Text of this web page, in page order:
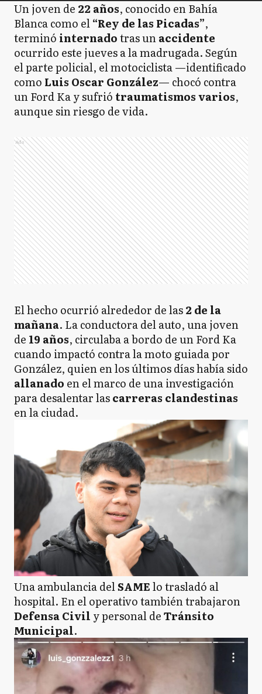
Un joven de 22 años, conocido en Bahía
Blanca como el“Rey de las Picadas”,
terminó internadotras unaccidente
ocurrido este jueves a la madrugada. Según
el parte policial, el motociclista —identificado
como Luis Oscar González— chocó contra
un Ford Ka y sufrió traumatismos varios,
aunque sin riesgo de vida.
Ads
El hecho ocurrió alrededor de las2 de la
mañana. La conductora del auto, una joven
de 19 años, circulaba a bordo de un Ford Ka
cuando impactó contra la moto guiada por
González, quien en los últimos días había sido
allanado en el marco de una investigación
para desalentar lascarreras clandestinas
en la ciudad.
Una ambulancia delSAMElo trasladó al
hospital. En el operativo también trabajaron
Defensa Civil y personal deTránsito
Municipal.